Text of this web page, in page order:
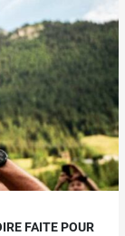
FAITE POUR